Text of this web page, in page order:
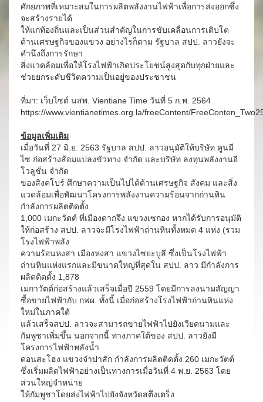
ศักยภาพที่เหมาะสมในการผลิตพลังงานไฟฟ้าเพื่อการส่งออกซึ่ง
จะสร้างรายได้
ให้แก่ท้องถิ่นและเป็นส่วนสำคัญในการขับเคลื่อนการเติบโต
ด้านเศรษฐกิจของแขวง อย่างไรก็ตาม รัฐบาล สปป. ลาวยังจะ
คำนึงถึงการรักษา
สิ่งแวดล้อมเพื่อให้โรงไฟฟ้าเกิดประโยชน์สูงสุดกับทุกฝ่ายและ
ช่วยยกระดับชีวิตความเป็นอยู่ของประชาชน
ที่มา: เว็บไซต์ นสพ. Vientiane Time วันที่ 5 ก.พ. 2564
https://www.vientianetimes.org.la/freeContent/
ข้อมูลเพิ่มเติม
เมื่อวันที่ 27 มิ.ย. 2563 รัฐบาล สปป. ลาวอนุมัติให้บริษัท คูนมี
ไซ ก่อสร้างส้อมแปลงขัวทาง จำกัด และบริษัท ลงทุนพลังงานอี
โวลูชั่น จำกัด
ของสิงคโปร์ ศึกษาความเป็นไปได้ด้านเศรษฐกิจ สังคม และสิ่ง
แวดล้อมเพื่อพัฒนาโครงการพลังงานความร้อนจากถ่านหิน
กำลังการผลิตติดตั้ง
1,000 เมกะวัตต์ ที่เมืองดากจึง แขวงเซกอง หากได้รับการอนุมัติ
ให้ก่อสร้าง สปป. ลาวจะมีโรงไฟฟ้าถ่านหินทั้งหมด 4 แห่ง (รวม
โรงไฟฟ้าพลัง
ความร้อนหงสา เมืองหงสา แขวงไซยะบูลี ซึ่งเป็นโรงไฟฟ้า
ถ่านหินแห่งแรกและมีขนาดใหญ่ที่สุดใน สปป. ลาว มีกำลังการ
ผลิตติดตั้ง 1,878
เมกาวัตต์ก่อสร้างแล้วเสร็จเมื่อปี 2559 โดยมีการลงนามสัญญา
ซื้อขายไฟฟ้ากับ กฟผ. ทั้งนี้ เมื่อก่อสร้างโรงไฟฟ้าถ่านหินแห่ง
ใหม่ในภาคใต้
แล้วเสร็จสปป. ลาวจะสามารถขายไฟฟ้าไปยังเวียดนามและ
กัมพูชาเพิ่มขึ้น นอกจากนี้ ทางภาคใต้ของ สปป. ลาวยังมี
โครงการไฟฟ้าพลังน้ำ
ดอนสะโฮง แขวงจำปาสัก กำลังการผลิตติดตั้ง 260 เมกะวัตต์
ซึ่งเริ่มผลิตไฟฟ้าอย่างเป็นทางการเมื่อวันที่ 4 พ.ย. 2563 โดย
ส่วนใหญ่จำหน่าย
ให้กัมพูชาโดยส่งไฟฟ้าไปยังจังหวัดสตึงเตร็ง